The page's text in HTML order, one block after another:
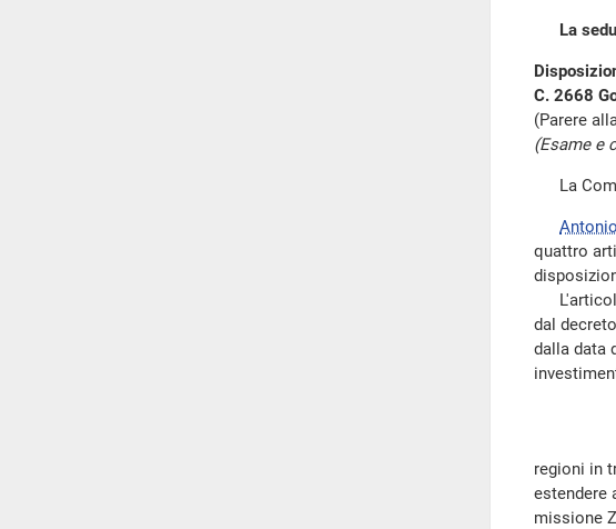
La
C. 2668
(Parere
(Esame e
La
quattro
dal
dalla data
regioni in
estendere
missione